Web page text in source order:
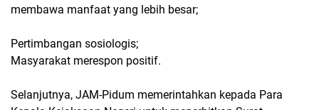
membawa manfaat yang lebih besar;
Pertimbangan sosiologis;
Masyarakat merespon positif.
Selanjutnya, JAM-Pidum memerintahkan kepada Para